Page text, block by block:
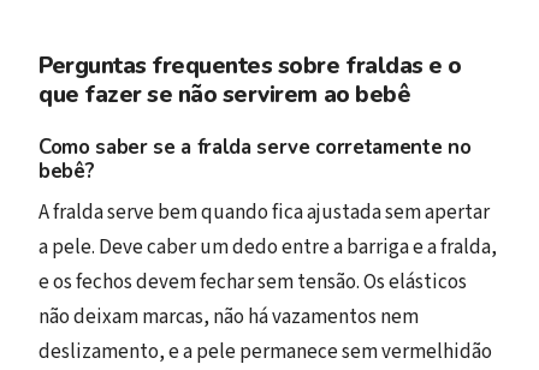
Perguntas frequentes sobre fraldas e o
que fazer se não servirem ao bebê
Como saber se a fralda serve corretamente no
bebê?
A fralda serve bem quando fica ajustada sem apertar
a pele. Deve caber um dedo entre a barriga e a fralda,
e os fechos devem fechar sem tensão. Os elásticos
não deixam marcas, não há vazamentos nem
deslizamento, e a pele permanece sem vermelhidão